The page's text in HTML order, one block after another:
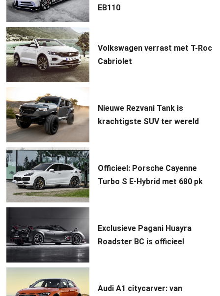
EB110
Volkswagen verrast met T-Roc
Cabriolet
Nieuwe Rezvani Tank is
krachtigste SUV ter wereld
Officieel: Porsche Cayenne
Turbo S E-Hybrid met 680 pk
Exclusieve Pagani Huayra
Roadster BC is officieel
Audi A1 citycarver: van